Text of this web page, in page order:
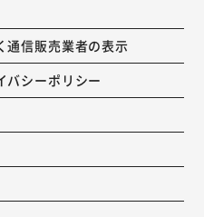
通信販売業者の表示
バシーポリシー